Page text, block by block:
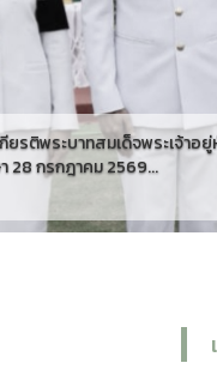
ติพระบาทสมเด็จพระเจ้าอยู่
กรกฎาคม 2569...